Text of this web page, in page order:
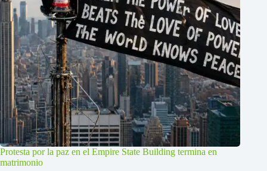
Protesta por la paz en el Empire State Building termina en
matrimonio